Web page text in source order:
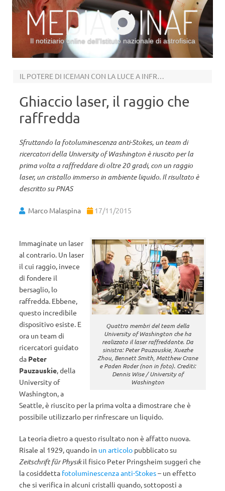
Il notiziario online dell’Istituto nazionale di astrofisica
IL POTERE DI ICEMAN CON LA LUCE A INFRAROSSI
Ghiaccio laser, il raggio che
raffredda
Sfruttando la fotoluminescenza anti-Stokes, un team di
ricercatori della University of Washington è riuscito per la
prima volta a raffreddare di oltre 20 gradi, con un raggio
laser, un cristallo immerso in ambiente liquido. Il risultato è
descritto su PNAS
Marco Malaspina 17/11/2015
Quattro membri del team della
University of Washington che ha
realizzato il laser raffreddante. Da
sinistra: Peter Pauzauskie, Xuezhe
Zhou, Bennett Smith, Matthew Crane
e Paden Roder (non in foto). Crediti:
Dennis Wise / University of
Washington
Immaginate un laser
al contrario. Un laser
il cui raggio, invece
di fondere il
bersaglio, lo
raffredda. Ebbene,
questo incredibile
dispositivo esiste. E
ora un team di
ricercatori guidato
da Peter
Pauzauskie, della
University of
Washington, a
Seattle, è riuscito per la prima volta a dimostrare che è
possibile utilizzarlo per rinfrescare un liquido.
La teoria dietro a questo risultato non è affatto nuova.
Risale al 1929, quando in un articolo pubblicato su
Zeitschrift für Physikil fisico Peter Pringsheim suggerì che
la cosiddetta fotoluminescenza anti-Stokes– un effetto
che si verifica in alcuni cristalli quando, sottoposti a